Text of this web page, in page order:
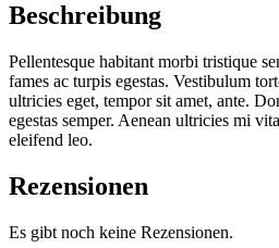
Beschreibung
Pellentesque habitant morbi tristique
fames ac turpis egestas. Vestibulum
ultricies eget, tempor sit amet, ante.
egestas semper. Aenean ultricies mi
eleifend leo.
Rezensionen
Es gibt noch keine Rezensionen.